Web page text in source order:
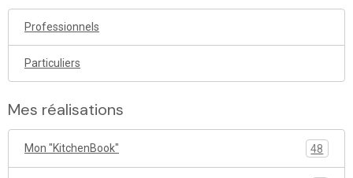
Professionnels
Particuliers
Mes réalisations
Mon "KitchenBook" 48